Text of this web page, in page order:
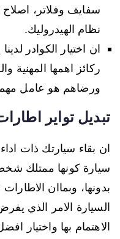
سفايف وفلاتر، اصلاح
نظام الهيدروليك.
ان اختيار الكوادر
ركائز اهمها المهنية
ورضاهم هو عامل
تبديل تواير
ان بقاء سيارتك ذات
سيارة كونها ممتلك
بدونها، وبماان
السيارة الامر الذي
الاهتمام بها واختيار